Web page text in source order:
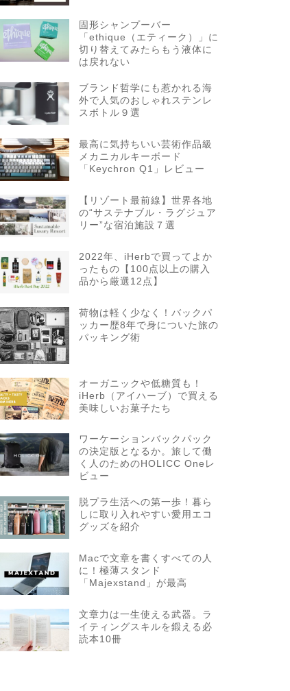
固形シャンプーバー
「ethique（エティーク）」に
切り替えてみたらもう液体に
は戻れない
ブランド哲学にも惹かれる海
外で人気のおしゃれステンレ
スボトル９選
最高に気持ちいい芸術作品級
メカニカルキーボード
「Keychron Q1」レビュー
【リゾート最前線】世界各地
の“サステナブル・ラグジュア
リー”な宿泊施設７選
2022年、iHerbで買ってよか
ったもの【100点以上の購入
品から厳選12点】
荷物は軽く少なく！バックパ
ッカー歴8年で身についた旅の
パッキング術
オーガニックや低糖質も！
iHerb（アイハーブ）で買える
美味しいお菓子たち
ワーケーションバックパック
の決定版となるか。旅して働
く人のためのHOLICC Oneレ
ビュー
脱プラ生活への第一歩！暮ら
しに取り入れやすい愛用エコ
グッズを紹介
Macで文章を書くすべての人
に！極薄スタンド
「Majexstand」が最高
文章力は一生使える武器。ラ
イティングスキルを鍛える必
読本10冊